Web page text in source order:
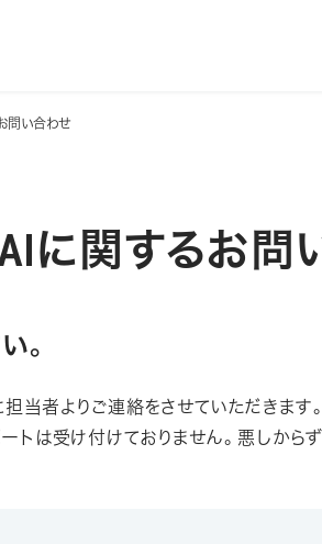
問い合わせ
に関するお問
。
当者よりご連絡をさせていただきます。
トは受け付けておりません。悪しからず